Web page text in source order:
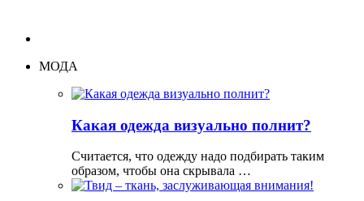
МОДА
Какая одежда визуально полнит?
Считается, что одежду надо подбирать таким
образом, чтобы она скрывала …